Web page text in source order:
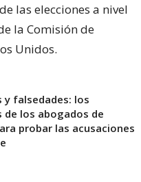
las elecciones a nivel
la Comisión de
Unidos.
y falsedades: los
de los abogados de
probar las acusaciones